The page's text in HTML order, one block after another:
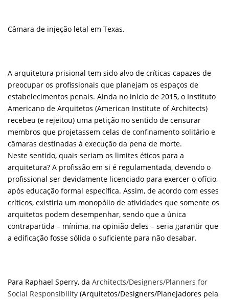
Câmara de injeção letal em Texas.
A arquitetura prisional tem sido alvo de críticas capazes de
preocupar os profissionais que planejam os espaços de
estabelecimentos penais. Ainda no início de 2015, o Instituto
Americano de Arquitetos (American Institute of Architects)
recebeu (e rejeitou) uma petição no sentido de censurar
membros que projetassem celas de confinamento solitário e
câmaras destinadas à execução da pena de morte.
Neste sentido, quais seriam os limites éticos para a
arquitetura? A profissão em si é regulamentada, devendo o
profissional ser devidamente licenciado para exercer o ofício,
após educação formal específica. Assim, de acordo com esses
críticos, existiria um monopólio de atividades que somente os
arquitetos podem desempenhar, sendo que a única
contrapartida – mínima, na opinião deles – seria garantir que
a edificação fosse sólida o suficiente para não desabar.
Para Raphael Sperry, da Architects/Designers/Planners for
Social Responsibility (Arquitetos/Designers/Planejadores pela